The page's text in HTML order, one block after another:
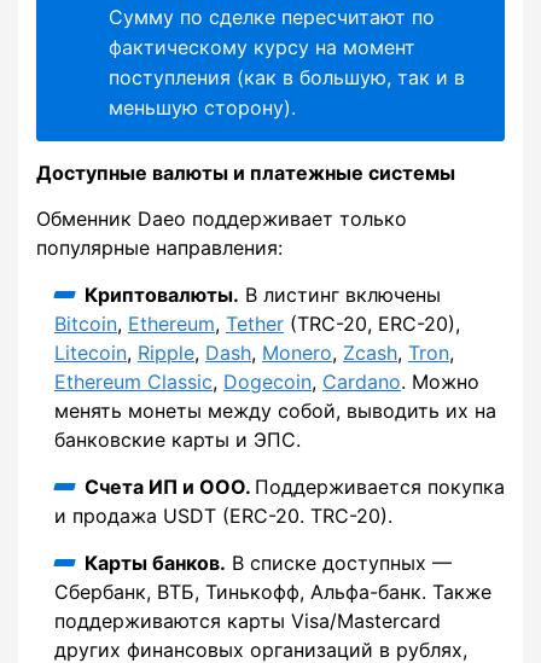
Сумму по сделке пересчитают по
фактическому курсу на момент
поступления (как в большую, так и в
меньшую сторону).
Доступные валюты и платежные системы
Обменник Daeo поддерживает только
популярные направления:
Криптовалюты. В листинг включены
Bitcoin, Ethereum, Tether (TRC-20, ERC-20),
Litecoin, Ripple, Dash, Monero, Zcash, Tron,
Ethereum Classic, Dogecoin, Cardano. Можно
менять монеты между собой, выводить их на
банковские карты и ЭПС.
Счета ИП и ООО. Поддерживается покупка
и продажа USDT (ERC-20. TRC-20).
Карты банков. В списке доступных —
Сбербанк, ВТБ, Тинькофф, Альфа-банк. Также
поддерживаются карты Visa/Mastercard
других финансовых организаций в рублях,